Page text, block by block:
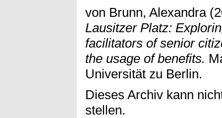
von Brunn, Alexandra
Lausitzer Platz:
facilitators of senior
the usage of benefits.
Universität zu Berlin.
Dieses Archiv kann
stellen.